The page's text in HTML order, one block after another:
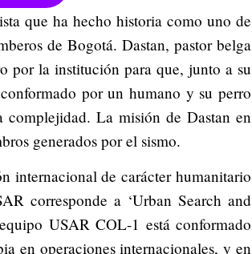
que ha hecho historia como uno de
de Bogotá. Dastan, pastor belga
por la institución para que, junto a su
por un humano y su perro
La misión de Dastan en
generados por el sismo.
internacional de carácter humanitario
corresponde a ‘Urban Search and
USAR COL-1 está conformado
en operaciones internacionales, y en